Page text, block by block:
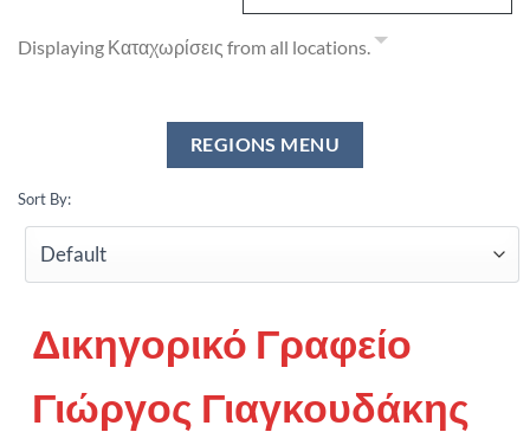
Displaying Καταχωρίσεις from all locations.
Sort By:
Δικηγορικό Γραφείο
Γιώργος Γιαγκουδάκης